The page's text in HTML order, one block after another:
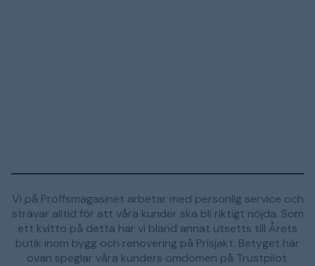
Vi på Proffsmagasinet arbetar med personlig service och
strävar alltid för att våra kunder ska bli riktigt nöjda. Som
ett kvitto på detta har vi bland annat utsetts till Årets
butik inom bygg och renovering på Prisjakt. Betyget här
ovan speglar våra kunders omdömen på Trustpilot.